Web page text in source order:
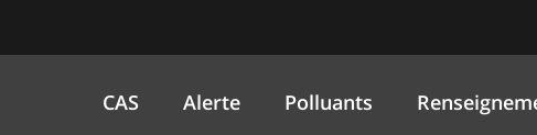
CAS Alerte Polluants